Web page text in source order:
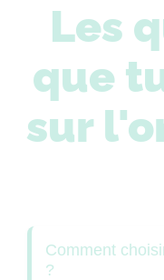
Les
que
sur
Comment
?